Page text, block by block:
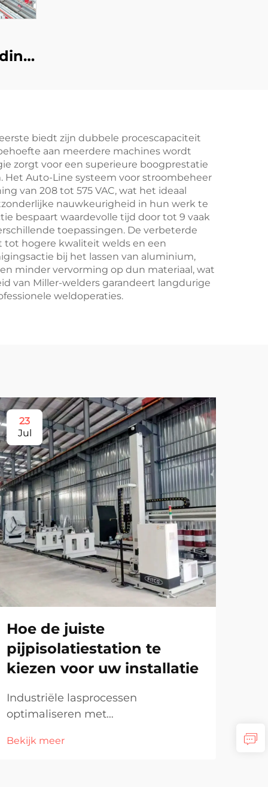
biedt zijn dubbele procescapaciteit
aan meerdere machines wordt
zorgt voor een superieure boogprestatie
Auto-Line systeem voor stroombeheer
van 208 tot 575 VAC, wat het ideaal
nauwkeurigheid in hun werk te
bespaart waardevolle tijd door tot 9 vaak
toepassingen. De verbeterde
hogere kwaliteit welds en een
bij het lassen van aluminium,
minder vervorming op dun materiaal, wat
van Miller-welders garandeert langdurige
weldoperaties.
23
Jul
Hoe de juiste
pijpisolatiestation te
kiezen voor uw installatie
Industriële lasprocessen
optimaliseren met
industriële omgevingen is het
Bekijk meer